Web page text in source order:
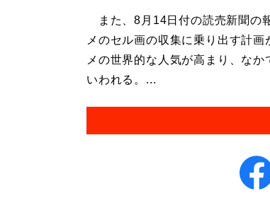
また、8月14日付の読売新聞の
メのセル画の収集に乗り出す計
メの世界的な人気が高まり、な
いわれる。...